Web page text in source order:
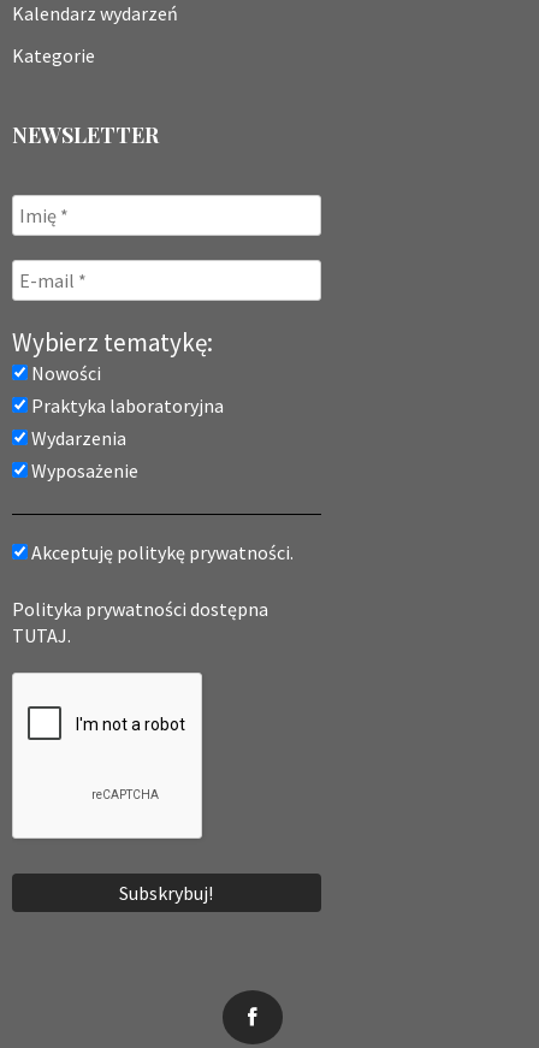
Kalendarz wydarzeń
Kategorie
NEWSLETTER
Wybierz tematykę:
Nowości
Praktyka laboratoryjna
Wydarzenia
Wyposażenie
Akceptuję politykę prywatności.
Polityka prywatności dostępna
TUTAJ.